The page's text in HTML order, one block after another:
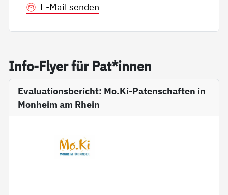
E-Mail senden
In­fo-Fly­er für Pat*in­nen
Evaluationsbericht: Mo.Ki-Patenschaften in
Monheim am Rhein